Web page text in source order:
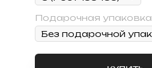
Подарочная упаковка